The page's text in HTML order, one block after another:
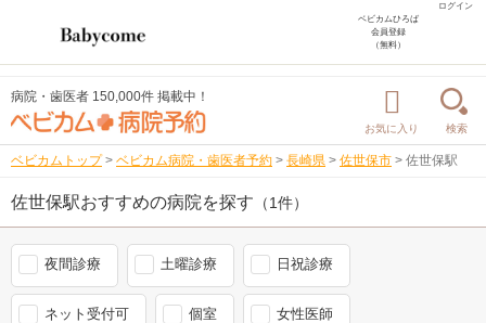
ログイン
ベビカムひろば
会員登録
（無料）
病院・歯医者 150,000件 掲載中！
お気に入り 検索
ベビカムトップ > ベビカム病院・歯医者予約 > 長崎県 > 佐世保市 > 佐世保駅
佐世保駅おすすめの病院を探す （1件）
夜間診療 土曜診療 日祝診療
ネット受付可 個室 女性医師